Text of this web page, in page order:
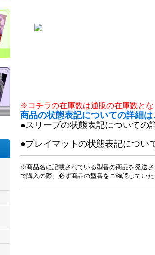
※コチラの在庫数は通販の在庫数とな
商品の状態表記についての詳細
●スリーブの状態表記についての
●プレイマットの状態表記につい
※商品名に記載されている型番の商品を発送
で購入の際、必ず商品の型番をご確認してい